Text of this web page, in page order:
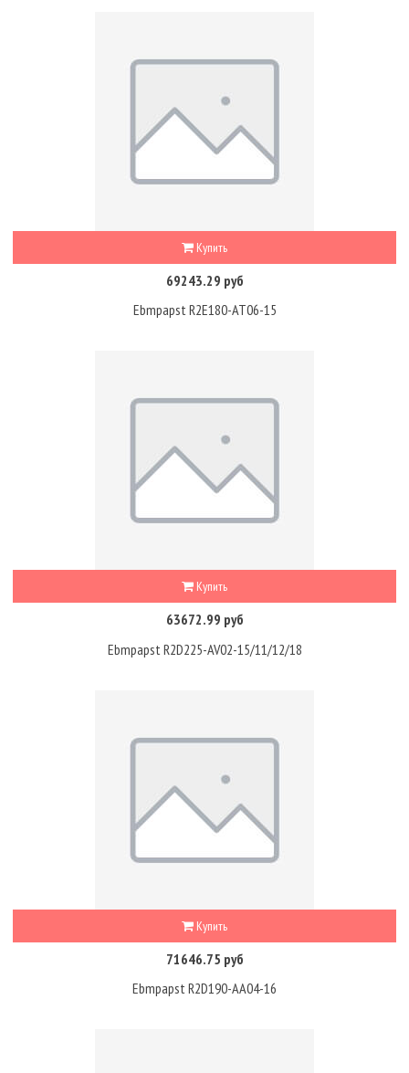
Купить
69243.29 руб
Ebmpapst R2E180-AT06-15
Купить
63672.99 руб
Ebmpapst R2D225-AV02-15/11/12/18
Купить
71646.75 руб
Ebmpapst R2D190-AA04-16